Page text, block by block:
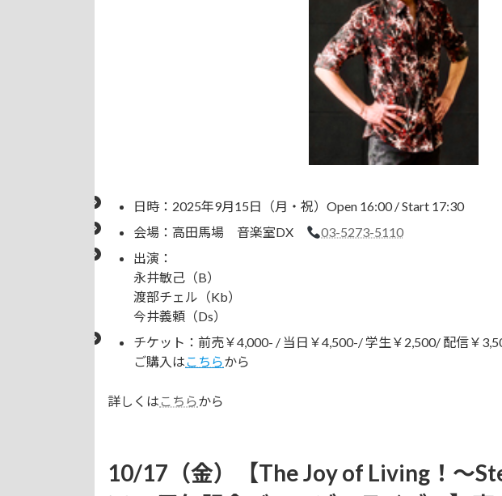
日時：2025年9月15日（月・祝）Open 16:00 / Start 17:30
会場：高田馬場 音楽室DX
03-5273-5110
出演：
永井敏己（B）
渡部チェル（Kb）
今井義頼（Ds）
チケット：前売￥4,000- / 当日￥4,500-/ 学生￥2,500/ 配信￥
ご購入はこちらから
詳しくは こちらから
10/17（金）【The Joy of Living！～